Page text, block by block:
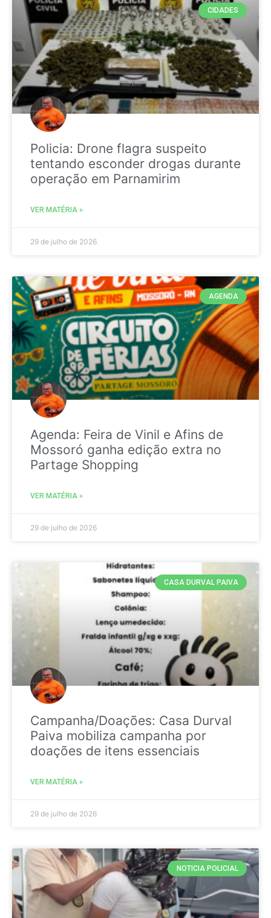
CIDADES
Policia: Drone flagra suspeito
tentando esconder drogas durante
operação em Parnamirim
VER MATÉRIA »
29 de julho de 2026
AGENDA
Agenda: Feira de Vinil e Afins de
Mossoró ganha edição extra no
Partage Shopping
VER MATÉRIA »
29 de julho de 2026
CASA DURVAL PAIVA
Campanha/Doações: Casa Durval
Paiva mobiliza campanha por
doações de itens essenciais
VER MATÉRIA »
29 de julho de 2026
NOTICIA POLICIAL